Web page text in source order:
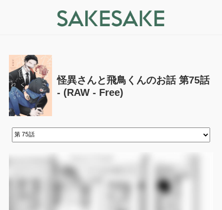
怪異さんと飛鳥くんのお話 第75話
- (RAW - Free)